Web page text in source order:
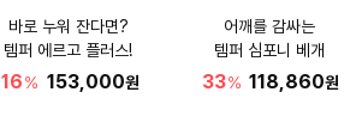
바로 누워 잔다면?
템퍼 에르고 플러스!
16% 153,000원
어깨를 감싸는
템퍼 심포니 베개
33% 118,860원